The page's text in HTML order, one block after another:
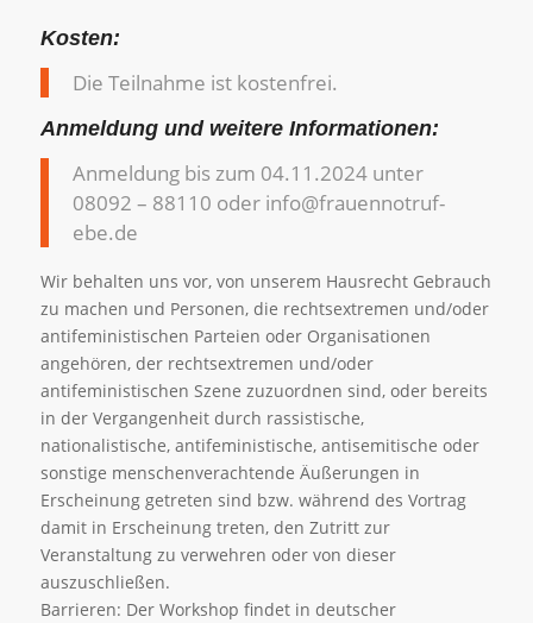
Kosten:
Die Teilnahme ist kostenfrei.
Anmeldung und weitere Informationen:
Anmeldung bis zum 04.11.2024 unter
08092 – 88110 oder info@frauennotruf-
ebe.de
Wir behalten uns vor, von unserem Hausrecht Gebrauch
zu machen und Personen, die rechtsextremen und/oder
antifeministischen Parteien oder Organisationen
angehören, der rechtsextremen und/oder
antifeministischen Szene zuzuordnen sind, oder bereits
in der Vergangenheit durch rassistische,
nationalistische, antifeministische, antisemitische oder
sonstige menschenverachtende Äußerungen in
Erscheinung getreten sind bzw. während des Vortrag
damit in Erscheinung treten, den Zutritt zur
Veranstaltung zu verwehren oder von dieser
auszuschließen.
Barrieren: Der Workshop findet in deutscher